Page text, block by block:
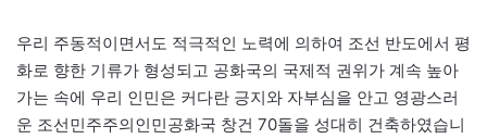
우리 주동적이면서도 적극적인 노력에 의하여 조선 반도에서 평
화로 향한 기류가 형성되고 공화국의 국제적 권위가 계속 높아
가는 속에 우리 인민은 커다란 긍지와 자부심을 안고 영광스러
운 조선민주주의인민공화국 창건 70돌을 성대히 건축하였습니